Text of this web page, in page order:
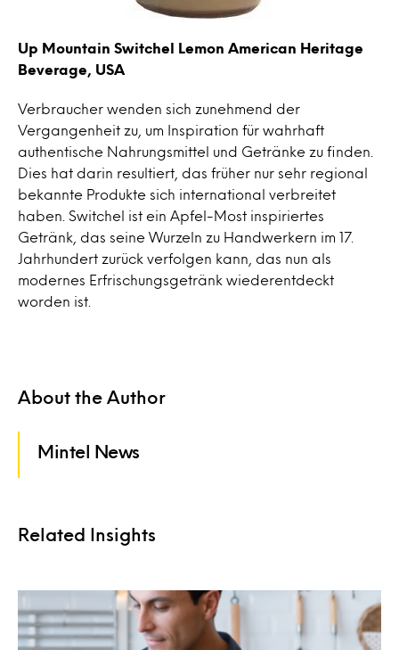
Up Mountain Switchel Lemon American Heritage
Beverage, USA
Verbraucher wenden sich zunehmend der
Vergangenheit zu, um Inspiration für wahrhaft
authentische Nahrungsmittel und Getränke zu finden.
Dies hat darin resultiert, das früher nur sehr regional
bekannte Produkte sich international verbreitet
haben. Switchel ist ein Apfel-Most inspiriertes
Getränk, das seine Wurzeln zu Handwerkern im 17.
Jahrhundert zurück verfolgen kann, das nun als
modernes Erfrischungsgetränk wiederentdeckt
worden ist.
About the Author
Mintel News
Related Insights